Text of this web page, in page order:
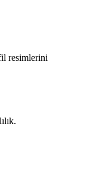
resimlerini